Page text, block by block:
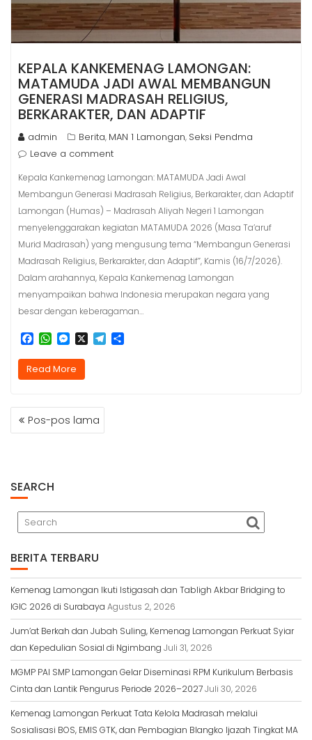
KEPALA KANKEMENAG LAMONGAN:
MATAMUDA JADI AWAL MEMBANGUN
GENERASI MADRASAH RELIGIUS,
BERKARAKTER, DAN ADAPTIF
admin Berita, MAN 1 Lamongan, Seksi Pendma
Leave a comment
Kepala Kankemenag Lamongan: MATAMUDA Jadi Awal
Membangun Generasi Madrasah Religius, Berkarakter, dan Adaptif
Lamongan (Humas) – Madrasah Aliyah Negeri 1 Lamongan
menyelenggarakan kegiatan MATAMUDA 2026 (Masa Ta’aruf
Murid Madrasah) yang mengusung tema “Membangun Generasi
Madrasah Religius, Berkarakter, dan Adaptif”, Kamis (16/7/2026).
Dalam arahannya, Kepala Kankemenag Lamongan
menyampaikan bahwa Indonesia merupakan negara yang
besar dengan keberagaman…
c
e
k
W
a
t
p
M
s
s
g
e
r
X T
Read More
NAVIGASI
POSPos-pos lama
SEARCH
BERITA TERBARU
Kemenag Lamongan Ikuti Istigasah dan Tabligh Akbar Bridging to
IGIC 2026 di Surabaya Agustus 2, 2026
Jum’at Berkah dan Jubah Suling, Kemenag Lamongan Perkuat Syiar
dan Kepedulian Sosial di Ngimbang Juli 31, 2026
MGMP PAI SMP Lamongan Gelar Diseminasi RPM Kurikulum Berbasis
Cinta dan Lantik Pengurus Periode 2026–2027Juli 30, 2026
Kemenag Lamongan Perkuat Tata Kelola Madrasah melalui
Sosialisasi BOS, EMIS GTK, dan Pembagian Blangko Ijazah Tingkat MA